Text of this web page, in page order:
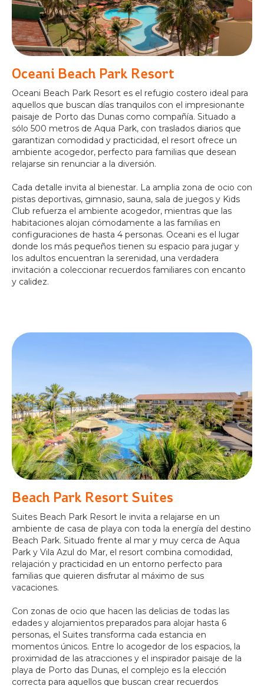
Oceani Beach Park Resort
Oceani Beach Park Resort es el refugio costero ideal para
aquellos que buscan días tranquilos con el impresionante
paisaje de Porto das Dunas como compañía. Situado a
sólo 500 metros de Aqua Park, con traslados diarios que
garantizan comodidad y practicidad, el resort ofrece un
ambiente acogedor, perfecto para familias que desean
relajarse sin renunciar a la diversión.
Cada detalle invita al bienestar. La amplia zona de ocio con
pistas deportivas, gimnasio, sauna, sala de juegos y Kids
Club refuerza el ambiente acogedor, mientras que las
habitaciones alojan cómodamente a las familias en
configuraciones de hasta 4 personas. Oceani es el lugar
donde los más pequeños tienen su espacio para jugar y
los adultos encuentran la serenidad, una verdadera
invitación a coleccionar recuerdos familiares con encanto
y calidez.
Beach Park Resort Suites
Suites Beach Park Resort le invita a relajarse en un
ambiente de casa de playa con toda la energía del destino
Beach Park. Situado frente al mar y muy cerca de Aqua
Park y Vila Azul do Mar, el resort combina comodidad,
relajación y practicidad en un entorno perfecto para
familias que quieren disfrutar al máximo de sus
vacaciones.
Con zonas de ocio que hacen las delicias de todas las
edades y alojamientos preparados para alojar hasta 6
personas, el Suites transforma cada estancia en
momentos únicos. Entre lo acogedor de los espacios, la
proximidad de las atracciones y el inspirador paisaje de la
playa de Porto das Dunas, el complejo es la elección
correcta para aquellos que buscan crear recuerdos